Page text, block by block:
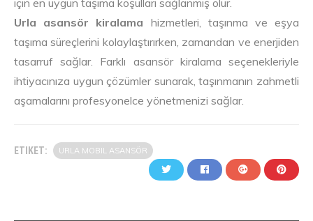
için en uygun taşıma koşulları sağlanmış olur.
Urla asansör kiralama hizmetleri, taşınma ve eşya
taşıma süreçlerini kolaylaştırırken, zamandan ve enerjiden
tasarruf sağlar. Farklı asansör kiralama seçenekleriyle
ihtiyacınıza uygun çözümler sunarak, taşınmanın zahmetli
aşamalarını profesyonelce yönetmenizi sağlar.
ETIKET: URLA MOBIL ASANSÖR